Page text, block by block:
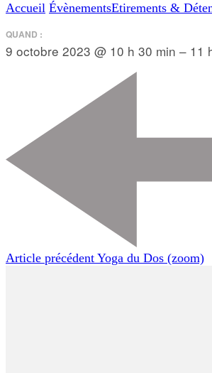
Accueil ÉvènementsEtirements &
QUAND :
9 octobre 2023 @ 10 h 30 min – 11
Article précédent Yoga du Dos (zoom)